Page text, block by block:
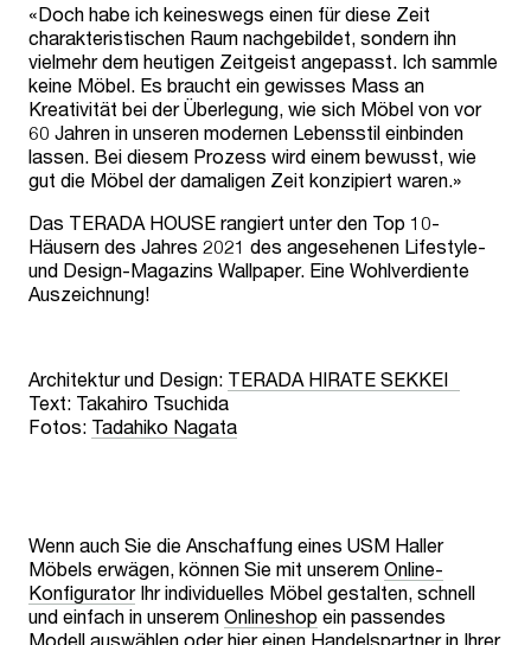
«Doch habe ich keineswegs einen für diese Zeit
charakteristischen Raum nachgebildet, sondern ihn
vielmehr dem heutigen Zeitgeist angepasst. Ich sammle
keine Möbel. Es braucht ein gewisses Mass an
Kreativität bei der Überlegung, wie sich Möbel von vor
60 Jahren in unseren modernen Lebensstil einbinden
lassen. Bei diesem Prozess wird einem bewusst, wie
gut die Möbel der damaligen Zeit konzipiert waren.»
Das TERADA HOUSE rangiert unter den Top 10-
Häusern des Jahres 2021 des angesehenen Lifestyle-
und Design-Magazins Wallpaper. Eine Wohlverdiente
Auszeichnung!
Architektur und Design: TERADA HIRATE SEKKEI
Text: Takahiro Tsuchida
Fotos: Tadahiko Nagata
Wenn auch Sie die Anschaffung eines USM Haller
Möbels erwägen, können Sie mit unserem Online-
KonfiguratorIhr individuelles Möbel gestalten, schnell
und einfach in unserem Onlineshop ein passendes
Modell auswählen oder hier einen Handelspartnerin Ihrer